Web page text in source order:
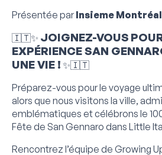
Présentée par Insieme Montréal
🇮🇹✨ JOIGNEZ-VOUS
EXPÉRIENCE SAN
UNE VIE ! ✨🇮🇹
Préparez-vous pour le voyage
alors que nous visitons la ville,
emblématiques et célébrons le
Fête de San Gennaro dans Little
Rencontrez l’équipe de Growing